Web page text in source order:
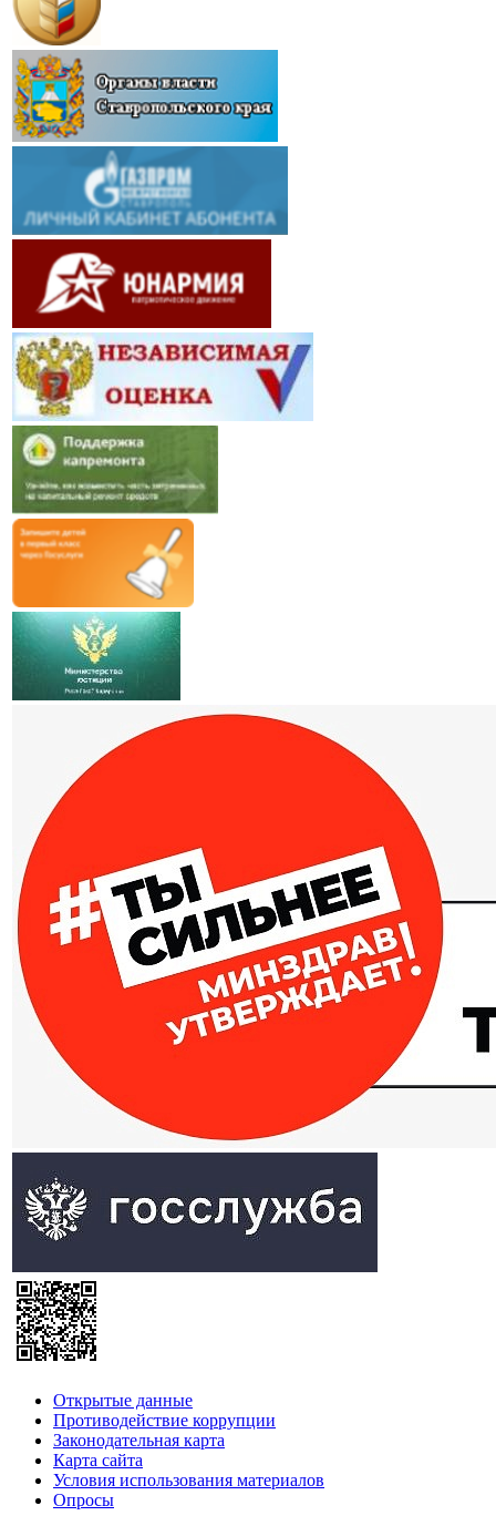
Открытые данные
Противодействие коррупции
Законодательная карта
Карта сайта
Условия использования материалов
Опросы